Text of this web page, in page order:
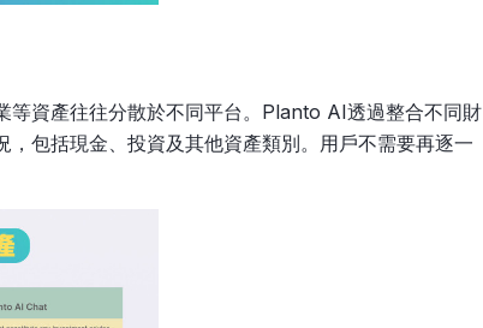
等資產往往分散於不同平台。Planto AI透過整合不同財
包括現金、投資及其他資產類別。用戶不需要再逐一